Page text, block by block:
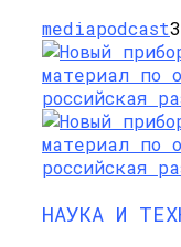
mediapodcast
НАУКА И